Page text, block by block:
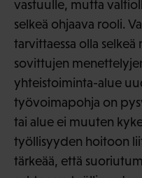
vastuulle, mutta
selkeä ohjaava rooli.
tarvittaessa olla
sovittujen
yhteistoiminta-alue
työvoimapohja on
tai alue ei muuten
työllisyyden hoitoon
tärkeää, että